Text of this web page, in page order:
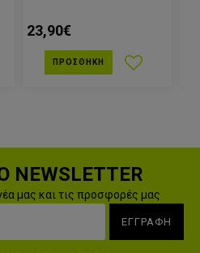
23,90€
ΠΡΟΣΘΉΚΗ
NEWSLETTER
μας και τις προσφορές μας
ΕΓΓΡΑΦΗ